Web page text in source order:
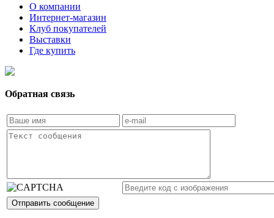
О компании
Интернет-магазин
Клуб покупателей
Выставки
Где купить
Обратная связь